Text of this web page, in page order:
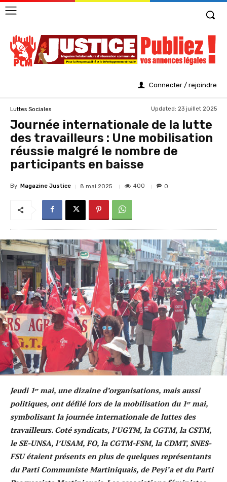
Connecter / rejoindre
Luttes Sociales Updated: 23 juillet 2025
Journée internationale de la lutte
des travailleurs : Une mobilisation
réussie malgré le nombre de
participants en baisse
By Magazine Justice 8 mai 2025 400 0
Jeudi 1ᵉʳ mai, une dizaine d’organisations, mais aussi
politiques, ont défilé lors de la mobilisation du 1ᵉʳ mai,
symbolisant la journée internationale de luttes des
travailleurs. Coté syndicats, l’UGTM, la CGTM, la CSTM,
le SE-UNSA, l’USAM, FO, la CGTM-FSM, la CDMT, SNES-
FSU étaient présents en plus de quelques représentants
du Parti Communiste Martiniquais, de Peyi’a et du Parti